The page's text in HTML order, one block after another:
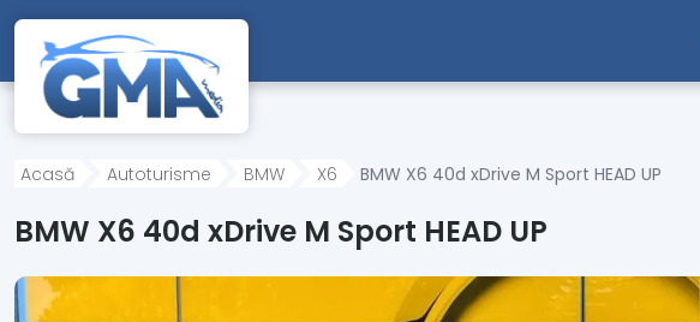
Mergi direct la conținutul principal
Acasă Autoturisme BMW X6 BMW X6 40d xDrive M Sport HEAD UP
BMW X6 40d xDrive M Sport HEAD UP